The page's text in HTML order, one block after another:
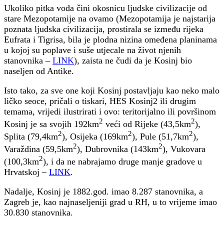
Ukoliko pitka voda čini okosnicu ljudske civilizacije od
stare Mezopotamije na ovamo (Mezopotamija je najstarija
poznata ljudska civilizacija, prostirala se između rijeka
Eufrata i Tigrisa, bila je plodna nizina omeđena planinama
u kojoj su poplave i suše utjecale na život njenih
stanovnika – LINK), zaista ne čudi da je Kosinj bio
naseljen od Antike.
Isto tako, za sve one koji Kosinj postavljaju kao neko malo
ličko seoce, pričali o tiskari, HES Kosinj2 ili drugim
temama, vrijedi ilustrirati i ovo: teritorijalno ili površinom
Kosinj je sa svojih 192km2 veći od Rijeke (43,5km2),
Splita (79,4km2), Osijeka (169km2), Pule (51,7km2),
Varaždina (59,5km2), Dubrovnika (143km2), Vukovara
(100,3km2), i da ne nabrajamo druge manje gradove u
Hrvatskoj – LINK.
Nadalje, Kosinj je 1882.god. imao 8.287 stanovnika, a
Zagreb je, kao najnaseljeniji grad u RH, u to vrijeme imao
30.830 stanovnika.